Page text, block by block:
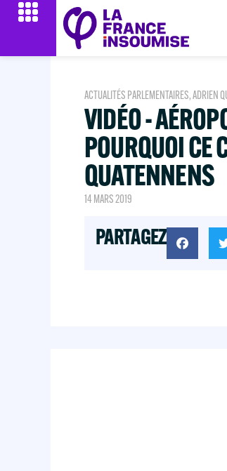
ACTUALITÉS PARLEMENTAIRES,ADRIEN
VIDÉO -
POURQUOI CE
QUATENNENS
14 MARS 2019
PARTAGEZ